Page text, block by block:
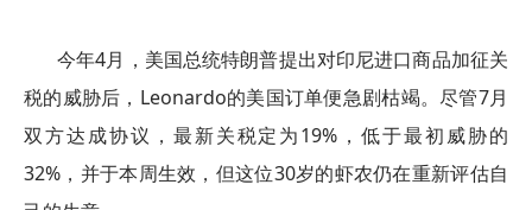
今年4月，美国总统特朗普提出对印尼进口商品加征关
税的威胁后，Leonardo的美国订单便急剧枯竭。尽管7月
双方达成协议，最新关税定为19%，低于最初威胁的
32%，并于本周生效，但这位30岁的虾农仍在重新评估自